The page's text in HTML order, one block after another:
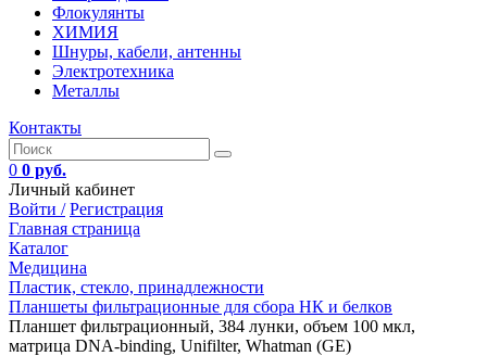
Флокулянты
ХИМИЯ
Шнуры, кабели, антенны
Электротехника
Металлы
Контакты
0 0 руб.
Личный кабинет
Войти / Регистрация
Главная страница
Каталог
Медицина
Пластик, стекло, принадлежности
Планшеты фильтрационные для сбора НК и белков
Планшет фильтрационный, 384 лунки, объем 100 мкл,
матрица DNA-binding, Unifilter, Whatman (GE)